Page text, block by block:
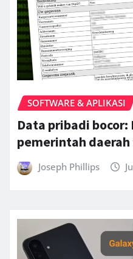
SOFTWARE & APLIKASI
Data pribadi
pemerintah
Joseph Phillips